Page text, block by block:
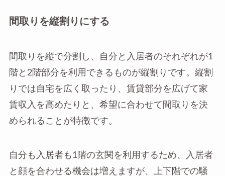
間取りを縦割りにする
間取りを縦で分割し、自分と入居者のそれぞれが1
階と2階部分を利用できるものが縦割りです。縦割
りでは自宅を広く取ったり、賃貸部分を広げて家
賃収入を高めたりと、希望に合わせて間取りを決
められることが特徴です。
自分も入居者も1階の玄関を利用するため、入居者
と顔を合わせる機会は増えますが、上下階での騒